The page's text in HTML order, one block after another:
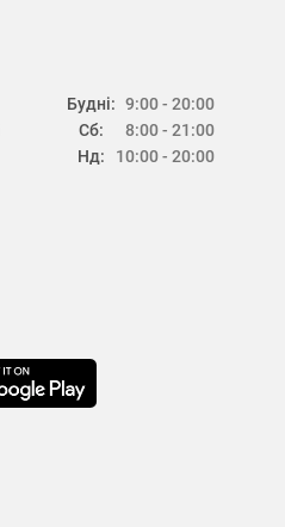
Будні:
Сб:
Нд:
9:00 - 20:00
8:00 - 21:00
10:00 - 20:00